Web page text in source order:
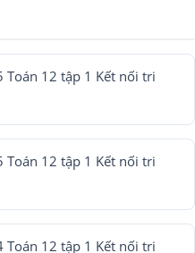
Toán 12 tập 1 Kết nối tri
Toán 12 tập 1 Kết nối tri
Toán 12 tập 1 Kết nối tri